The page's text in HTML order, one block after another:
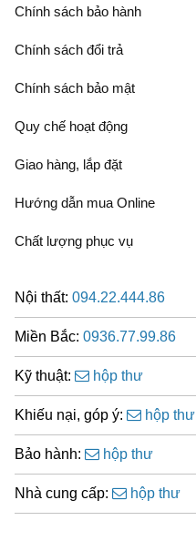
Chính sách bảo hành
Chính sách đổi trả
Chính sách bảo mật
Quy chế hoạt động
Giao hàng, lắp đặt
Hướng dẫn mua Online
Chất lượng phục vụ
Nội thất: 094.22.444.86
Miền Bắc: 0936.77.99.86
Kỹ thuật: hộp thư
Khiếu nại, góp ý: hộp thư
Bảo hành: hộp thư
Nhà cung cấp: hộp thư